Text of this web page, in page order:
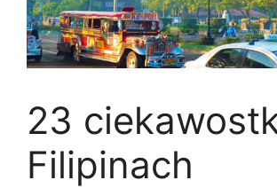
23
Filipinach